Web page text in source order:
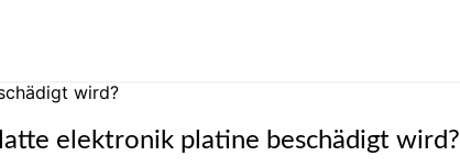
wird?
elektronik platine beschädigt wird?